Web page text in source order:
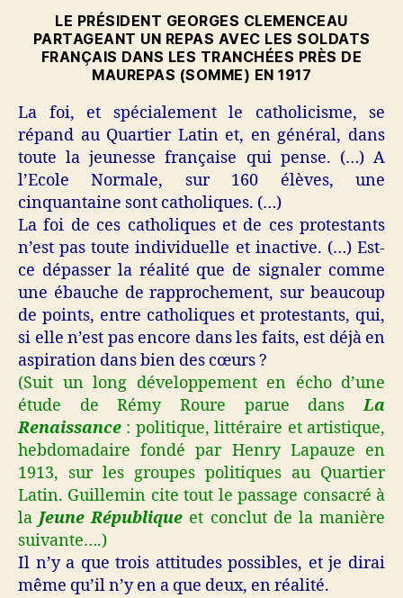
LE PRÉSIDENT GEORGES CLEMENCEAU
PARTAGEANT UN REPAS AVEC LES SOLDATS
FRANÇAIS DANS LES TRANCHÉES PRÈS DE
MAUREPAS (SOMME) EN 1917
La foi, et spécialement le catholicisme, se
répand au Quartier Latin et, en général, dans
toute la jeunesse française qui pense. (…) A
l’Ecole Normale, sur 160 élèves, une
cinquantaine sont catholiques. (…)
La foi de ces catholiques et de ces protestants
n’est pas toute individuelle et inactive. (…) Est-
ce dépasser la réalité que de signaler comme
une ébauche de rapprochement, sur beaucoup
de points, entre catholiques et protestants, qui,
si elle n’est pas encore dans les faits, est déjà en
aspiration dans bien des cœurs ?
(Suit un long développement en écho d’une
étude de Rémy Roure parue dansLa
Renaissance : politique, littéraire et artistique,
hebdomadaire fondé par Henry Lapauze en
1913, sur les groupes politiques au Quartier
Latin. Guillemin cite tout le passage consacré à
la Jeune République et conclut de la manière
suivante….)
Il n’y a que trois attitudes possibles, et je dirai
même qu’il n’y en a que deux, en réalité.